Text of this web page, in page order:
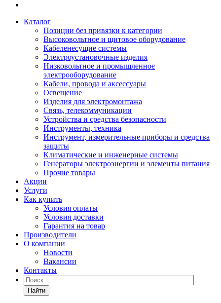
Каталог
Позиции без привязки к категории
Высоковольтное и щитовое оборудование
Кабеленесущие системы
Электроустановочные изделия
Низковольтное и промышленное
электрооборудование
Кабели, провода и аксессуары
Освещение
Изделия для электромонтажа
Связь, телекоммуникации
Устройства и средства безопасности
Инструменты, техника
Инструмент, измерительные приборы и средства
защиты
Климатические и инженерные системы
Генераторы электроэнергии и элементы питания
Прочие товары
Акции
Услуги
Как купить
Условия оплаты
Условия доставки
Гарантия на товар
Производители
О компании
Новости
Вакансии
Контакты
Найти